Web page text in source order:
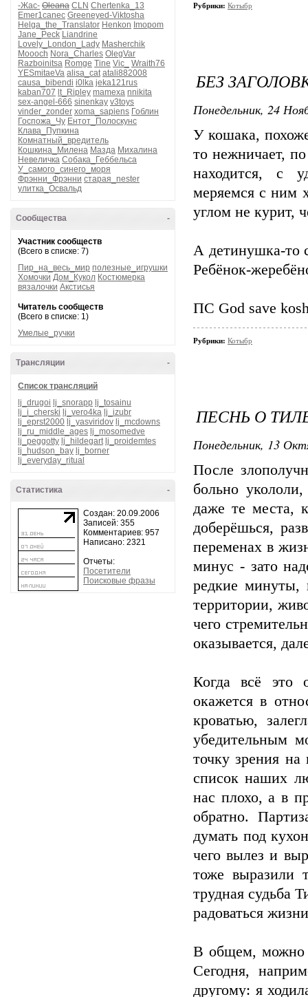
-Жас- Oleana CLN Chertenka_13
Emer1canec Greeneyed-Viktosha
Helga_the_Translator Henkon Imopom
Jane_Peck Liandrine
Lovely_London_Lady Masherchik
Moooch Nora_Charles OlegVar
Razboinitsa Romge Tine Vic_
Wraith76
YESmitaeVa alisa_cat atali882008
causa_bibendi i0lka jeka121rus
kaban707 lt_Ripley mamexa nnikita
sex-angel-666 sinenkay v3toys
vinder_zonder xoma_sapiens Гоблин
Госпожа_Чу Ентот_Полоскунс
Клава_Пупкина
Комнатный_вредитель
Кошкина_Милена Мазда Михалина
Невеличка Собака_Геббельса
У_самого_синего_моря
Фрэнни_Фрэнни старая_nester
улитка_Освальд
-
Сообщества
Участник сообществ
(Всего в списке: 7)
Пир_на_весь_мир полезные_игрушки
Хомочки Дом_Кукол Костюмерка
вязалочки Акстисья
Читатель сообществ
(Всего в списке: 1)
Умелые_ручки
-
Трансляции
Список трансляций
lj_drugoi lj_snorapp lj_tosainu
lj_i_cherski lj_vero4ka lj_izubr
lj_eprst2000 lj_yasviridov lj_mcdowns
lj_ru_middle_ages lj_mosomedve
lj_peggotty lj_hildegart lj_proidemtes
lj_hudson_bay lj_borner
lj_everyday_ritual
-
Статистика
Создан: 20.09.2006
Записей: 355
Комментариев: 957
Написано: 2321
Отчеты:
Посетители
Поисковые фразы
Рубрики: Котыбр
БЕЗ
Понедельник, 24
У кошака,
то нежничает,
находится, с
меряемся с ним
углом не курит,
А детинушка-то
Ребёнок-
ПС God save
Рубрики: Котыбр
ПЕСНЬ О
Понедельник, 13
После
больно
даже те места,
доберёшься,
переменах в
минус - зато
редкие минуты,
территории,
чего
оказывается,
Когда всё это
окажетcя в
кроватью,
убедительным
точку зрения
список наших
нас плохо, а в
обратно.
думать под
чего вылез и
тоже выразили
трудная судьба
радоваться
В общем, можно
Сегодня,
другому: я